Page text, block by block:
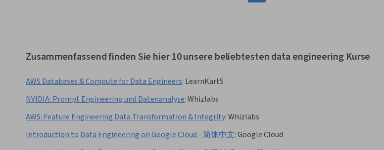
Zusammenfassend finden Sie hier 10 unsere beliebtesten data engineering Kurse
AWS Databases & Compute for Data Engineers: LearnKartS
NVIDIA: Prompt Engineering und Datenanalyse:Whizlabs
AWS: Feature Engineering Data Transformation & Integrity:Whizlabs
Introduction to Data Engineering on Google Cloud - 简体中文:Google Cloud